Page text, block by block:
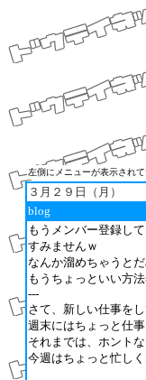
左側にメニューが表示され
３月２９日（月）
blog
もうメンバー登録し
すみませんｗ
なんか溜めちゃうと
もうちょっといい方
---
さて、新しい仕事を
週末にはちょっと仕
それまでは、ホント
今週はちょっと忙し